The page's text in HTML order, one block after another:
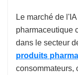
Le marché de
pharmaceutique
dans le secteur
produits
consommateurs,